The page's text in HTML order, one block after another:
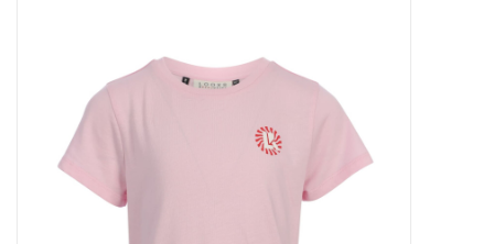
Schoenen en Tassen
Speelgoed